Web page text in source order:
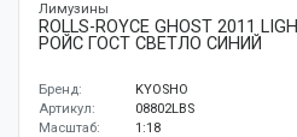
Лимузины
ROLLS-ROYCE GHOST 2011
РОЙС ГОСТ СВЕТЛО СИНИЙ
Бренд:
KYOSHO
Артикул:
08802LBS
Масштаб:
1:18